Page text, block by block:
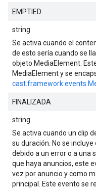
EMPTIED
string
Se activa cuando el
de esto sería cuando se
objeto MediaElement.
MediaElement y se
FINALIZADA
string
Se activa cuando un clip
su duración. No se
debido a un error o a una
que haya anuncios, este
vez por anuncio y como
principal. Este evento se